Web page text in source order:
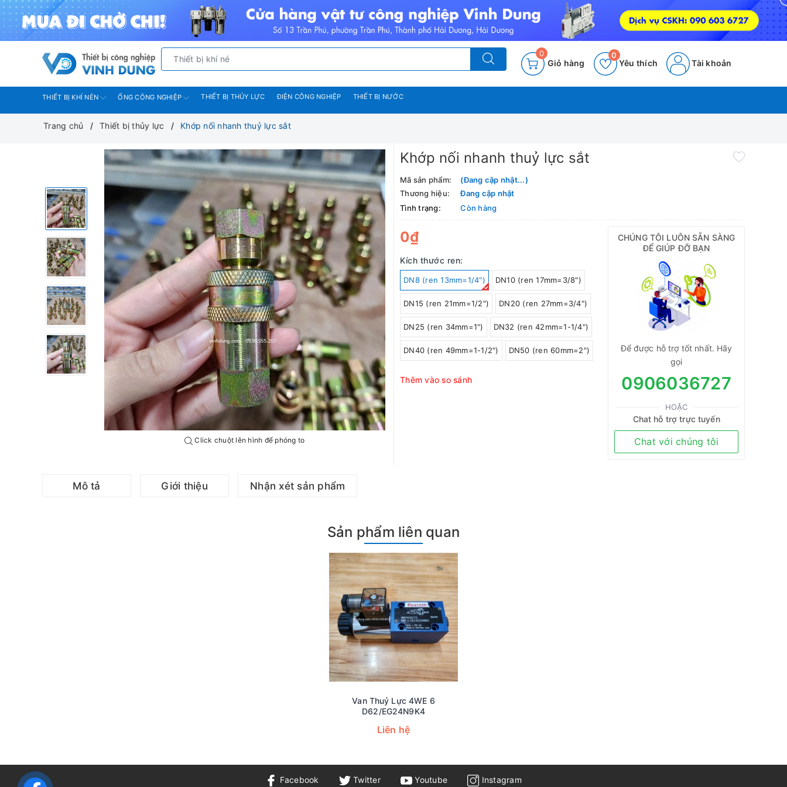
0
Giỏ hàng Yêu thích
0
Tài khoản
THIẾT BỊ KHÍ NÉN ỐNG CÔNG NGHIỆP THIẾT BỊ THỦY LỰC ĐIỆN CÔNG NGHIỆP THIẾT BỊ NƯỚC
Trang chủ Thiết bị thủy lực Khớp nối nhanh thuỷ lực sắt
Click chuột lên hình để phóng to
Khớp nối nhanh thuỷ lực sắt
Mã sản phẩm:
(Đang cập nhật...)
Thương hiệu:
Đang cập nhật
Tình trạng:
Còn hàng
0₫
Kích thước ren:
DN8 (ren 13mm=1/4") DN10 (ren 17mm=3/8")
DN15 (ren 21mm=1/2") DN20 (ren 27mm=3/4")
DN25 (ren 34mm=1") DN32 (ren 42mm=1-1/4")
DN40 (ren 49mm=1-1/2") DN50 (ren 60mm=2")
Thêm vào so sánh
CHÚNG TÔI LUÔN SẴN SÀNG
ĐỂ GIÚP ĐỠ BẠN
Để được hỗ trợ tốt nhất. Hãy
gọi
0906036727
HOẶC
Chat hỗ trợ trực tuyến
Chat với chúng tôi
Mô tả Giới thiệu Nhận xét sản phẩm
Sản phẩm liên quan
Van Thuỷ Lực 4WE 6
D62/EG24N9K4
Liên hệ
Facebook Twitter Youtube Instagram